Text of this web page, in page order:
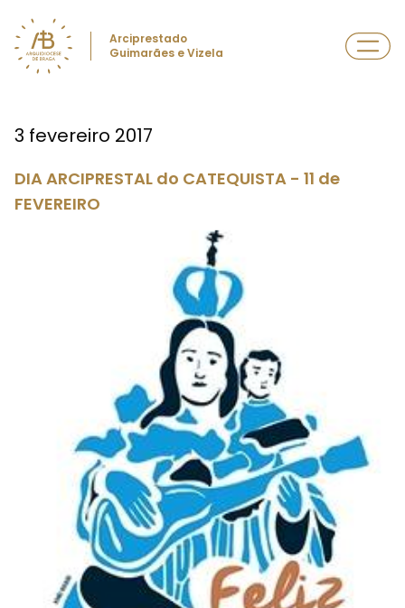
Arciprestado
Guimarães e Vizela
3 fevereiro 2017
DIA ARCIPRESTAL do CATEQUISTA - 11 de
FEVEREIRO